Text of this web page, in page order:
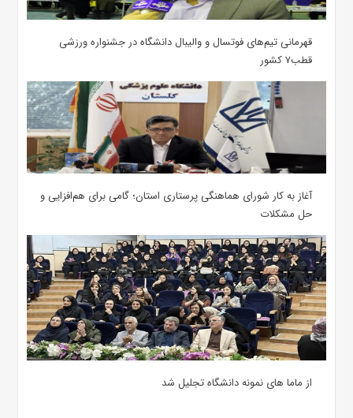
قهرمانی تیم‌های فوتسال و والیبال دانشگاه در جشنواره ورزشی
قطب۷ کشور
آغاز به کار شورای هماهنگی پرستاری استان؛ گامی برای هم‌افزایی و
حل مشکلات
از ماما های نمونه دانشگاه تجلیل شد